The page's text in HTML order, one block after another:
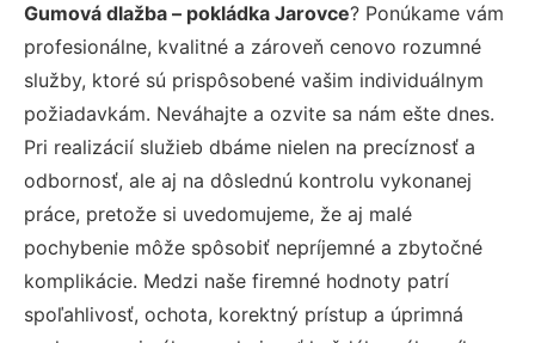
Gumová dlažba – pokládka Jarovce? Ponúkame vám
profesionálne, kvalitné a zároveň cenovo rozumné
služby, ktoré sú prispôsobené vašim individuálnym
požiadavkám. Neváhajte a ozvite sa nám ešte dnes.
Pri realizácií služieb dbáme nielen na precíznosť a
odbornosť, ale aj na dôslednú kontrolu vykonanej
práce, pretože si uvedomujeme, že aj malé
pochybenie môže spôsobiť nepríjemné a zbytočné
komplikácie. Medzi naše firemné hodnoty patrí
spoľahlivosť, ochota, korektný prístup a úprimná